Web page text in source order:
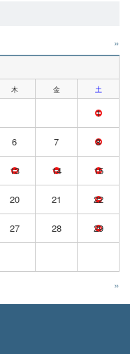
»
木 金 土
1
6 7 8
13 14 15
20 21 22
27 28 29
»